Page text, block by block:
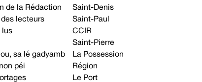
de la Rédaction
lecteurs
lus
sa lé gadyamb
péi
Saint-Denis
Saint-Paul
CCIR
Saint-Pierre
La Possession
Région
Le Port